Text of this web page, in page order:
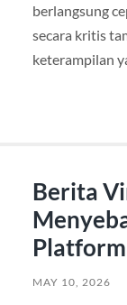
berlangsung
secara kritis
keterampilan
Berita
MAY 10, 2026